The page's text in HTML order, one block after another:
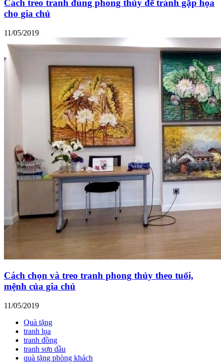
Cách treo tranh đúng phong thủy để tránh gặp họa
cho gia chủ
11/05/2019
Cách chọn và treo tranh phong thủy theo tuổi,
mệnh của gia chủ
11/05/2019
Quà tặng
tranh lụa
tranh đồng
tranh sơn dầu
quà tặng phòng khách